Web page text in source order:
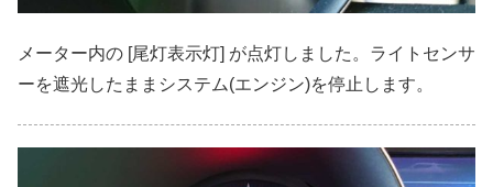
メーター内の [尾灯表示灯] が点灯しました。ライトセンサ
ーを遮光したままシステム(エンジン)を停止します。